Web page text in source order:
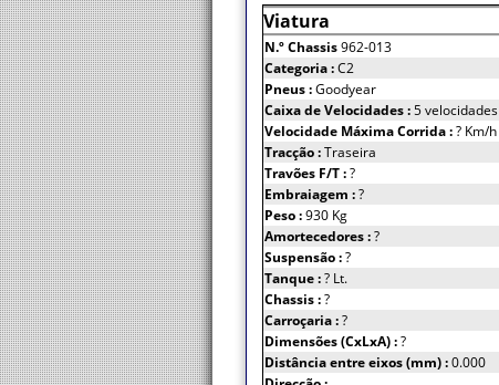
Viatura
N.º Chassis962-013
Categoria :C2
Pneus :Goodyear
Caixa de Velocidades :5 velocidades
Velocidade Máxima Corrida :? Km/h
Tracção :Traseira
Travões F/T :?
Embraiagem :?
Peso :930 Kg
Amortecedores :?
Suspensão :?
Tanque :? Lt.
Chassis :?
Carroçaria :?
Dimensões (CxLxA) :?
Distância entre eixos (mm) :0.000